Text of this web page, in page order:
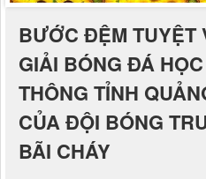
BƯỚC ĐỆM TUYỆT
GIẢI BÓNG ĐÁ
THÔNG TỈNH
CỦA ĐỘI BÓNG
BÃI CHÁY